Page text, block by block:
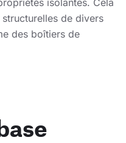
isolantes. Cela
de divers
des boîtiers de